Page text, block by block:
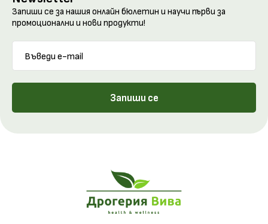
Запиши се за нашия онлайн бюлетин и научи първи за
промоционални и нови продукти!
Запиши се